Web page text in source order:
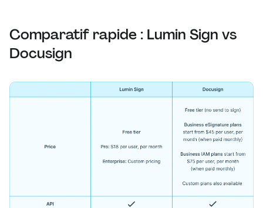
Comparatif rapide : Lumin Sign vs
Docusign